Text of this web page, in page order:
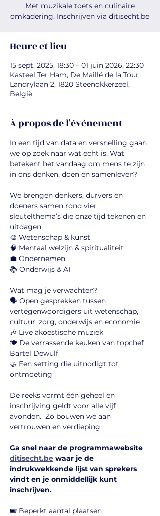
Met muzikale toets en culinaire
omkadering. Inschrijven via ditisecht.be
Heure et lieu
15 sept. 2025, 18:30 – 01 juin 2026, 22:30
Kasteel Ter Ham, De Maillé de la Tour
Landrylaan 2, 1820 Steenokkerzeel,
België
À propos de l'événement
In een tijd van data en versnelling gaan
we op zoek naar wat echt is. Wat
betekent het vandaag om mens te zijn
in ons denken, doen en samenleven?
We brengen denkers, durvers en
doeners samen rond vier
sleutelthema’s die onze tijd tekenen en
uitdagen:
🎨 Wetenschap & kunst
🧠 Mentaal welzijn & spiritualiteit
💼 Ondernemen
📚 Onderwijs & AI
Wat mag je verwachten?
🗣️ Open gesprekken tussen
vertegenwoordigers uit wetenschap,
cultuur, zorg, onderwijs en economie
🎶 Live akoestische muziek
🍽️ De verrassende keuken van topchef
Bartel Dewulf
🤝 Een setting die uitnodigt tot
ontmoeting
De reeks vormt één geheel en
inschrijving geldt voor alle vijf
avonden.  Zo bouwen we aan
vertrouwen en verdieping.
Ga snel naar de programmawebsite
ditisecht.be waar je de
indrukwekkende lijst van sprekers
vindt en je onmiddellijk kunt
inschrijven.
🎟️ Beperkt aantal plaatsen